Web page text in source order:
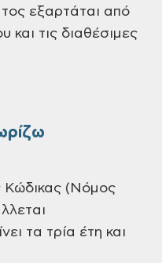
εξαρτάται από
και τις διαθέσιμες
Κώδικας (Νόμος
τα τρία έτη και